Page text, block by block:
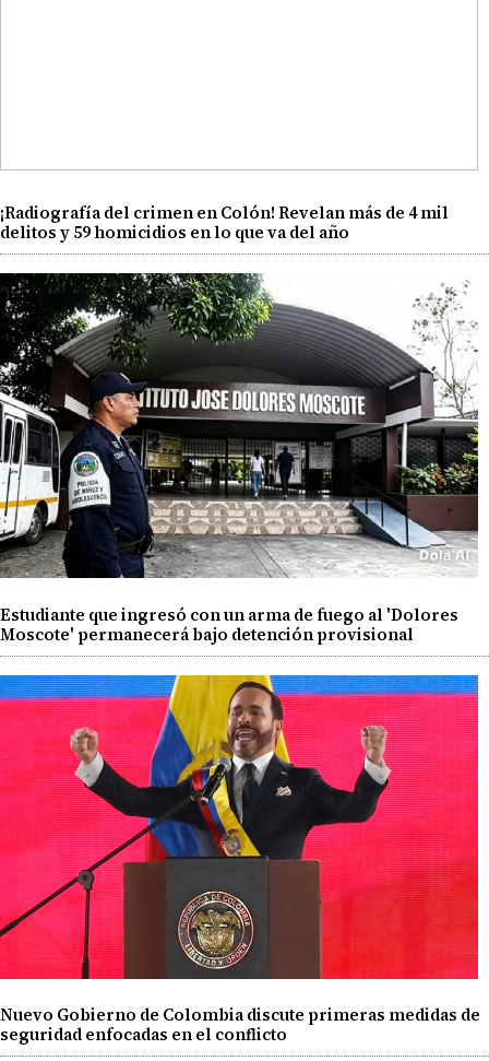
¡Radiografía del crimen en Colón! Revelan más de 4 mil
delitos y 59 homicidios en lo que va del año
Estudiante que ingresó con un arma de fuego al 'Dolores
Moscote' permanecerá bajo detención provisional
Nuevo Gobierno de Colombia discute primeras medidas de
seguridad enfocadas en el conflicto